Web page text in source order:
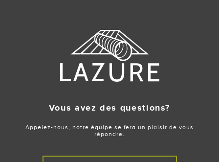
Vous avez des questions?
Appelez-nous, notre équipe se fera un plaisir de vous
répondre.